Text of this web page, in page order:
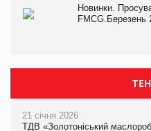
Новинки.
FMCG.Березень
21 січня 2026
ТДВ «Золотоніський